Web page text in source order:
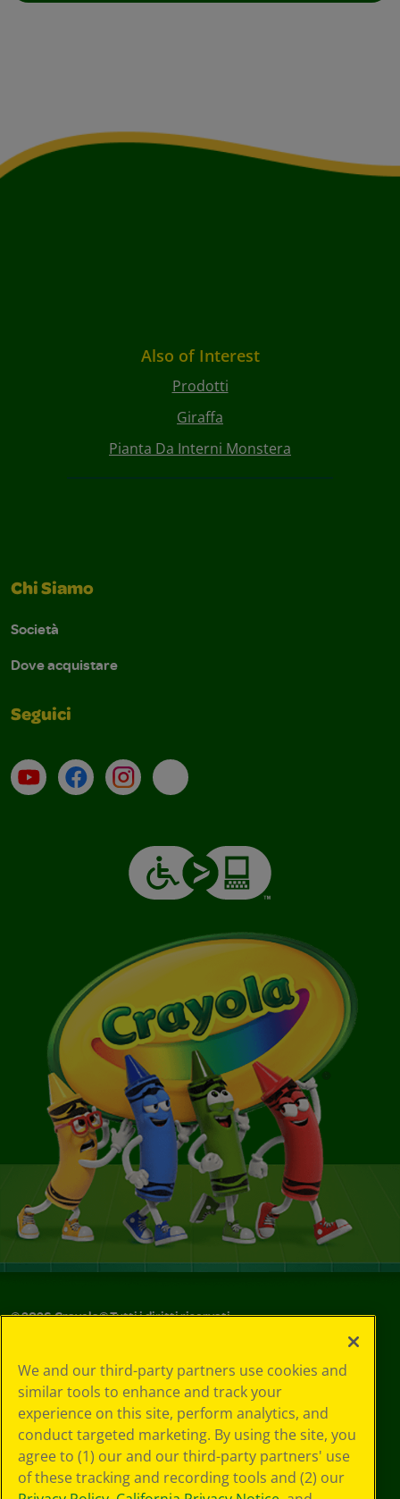
Also of Interest
Prodotti
Giraffa
Pianta Da Interni Monstera
Chi Siamo
Società
Dove acquistare
Seguici
Su YouTube
ContattiProfilo Instagram
Email
©2026Crayola® Tutti i diritti riservati.
in materia di
privacy
Informativa sulla
privacy
Termini SMS
GDPR
Informativa sulla
We and our third-party partners use cookies and
similar tools to enhance and track your
experience on this site, perform analytics, and
conduct targeted marketing. By using the site, you
agree to (1) our and our third-party partners' use
of these tracking and recording tools and (2) our